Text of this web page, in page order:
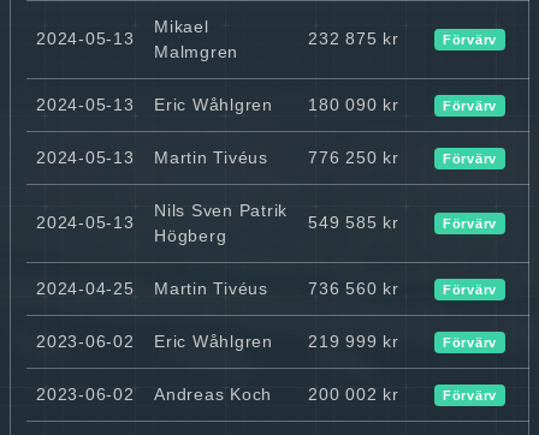
2024-05-13
Mikael
Malmgren
232 875 kr Förvärv
2024-05-13 Eric Wåhlgren 180 090 kr Förvärv
2024-05-13 Martin Tivéus 776 250 kr Förvärv
2024-05-13
Nils Sven Patrik
Högberg
549 585 kr Förvärv
2024-04-25 Martin Tivéus 736 560 kr Förvärv
2023-06-02 Eric Wåhlgren 219 999 kr Förvärv
2023-06-02 Andreas Koch 200 002 kr Förvärv